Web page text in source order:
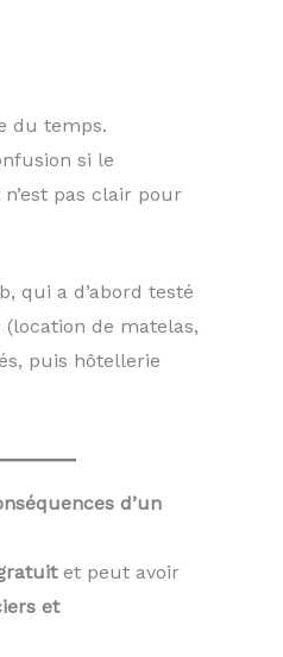
du temps.
si le
pas clair pour
qui a d’abord testé
de matelas,
puis hôtellerie
d’un
et peut avoir
et